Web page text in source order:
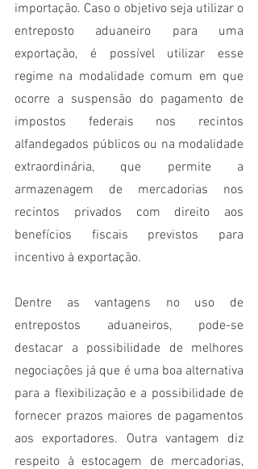
importação. Caso o objetivo seja utilizar o
entreposto aduaneiro para uma
exportação, é possível utilizar esse
regime na modalidade comum em que
ocorre a suspensão do pagamento de
impostos federais nos recintos
alfandegados públicos ou na modalidade
extraordinária, que permite a
armazenagem de mercadorias nos
recintos privados com direito aos
benefícios fiscais previstos para
incentivo à exportação.
Dentre as vantagens no uso de
entrepostos aduaneiros, pode-se
destacar a possibilidade de melhores
negociações já que é uma boa alternativa
para a flexibilização e a possibilidade de
fornecer prazos maiores de pagamentos
aos exportadores. Outra vantagem diz
respeito à estocagem de mercadorias,